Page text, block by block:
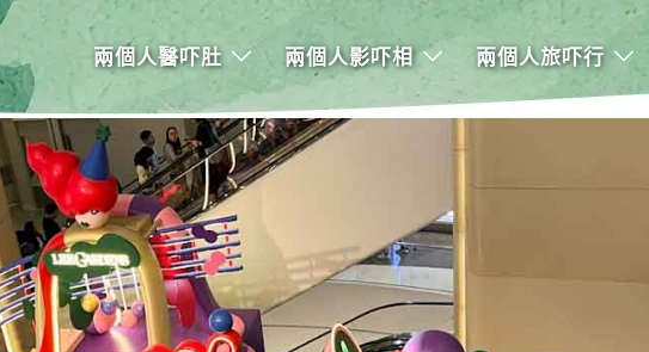
兩個人醫吓肚 兩個人影吓相 兩個人旅吓行